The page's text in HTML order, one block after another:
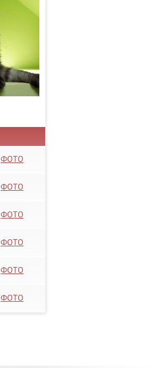
ФОТО
ФОТО
ФОТО
ФОТО
ФОТО
ФОТО